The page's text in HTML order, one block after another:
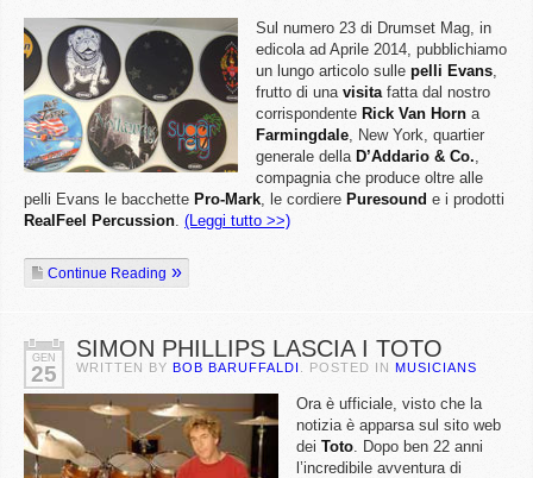
Sul numero 23 di Drumset Mag, in
edicola ad Aprile 2014, pubblichiamo
un lungo articolo sulle pelli Evans,
frutto di una visitafatta dal nostro
corrispondente Rick Van Horn a
Farmingdale, New York, quartier
generale della D’Addario & Co.,
compagnia che produce oltre alle
pelli Evans le bacchette Pro-Mark, le cordiere Puresound e i prodotti
RealFeel Percussion. (Leggi tutto >>)
Continue Reading
GEN
25
SIMON PHILLIPS LASCIA I TOTO
WRITTEN BY BOB BARUFFALDI . POSTED IN MUSICIANS
Ora è ufficiale, visto che la
notizia è apparsa sul sito web
dei Toto. Dopo ben 22 anni
l’incredibile avventura di